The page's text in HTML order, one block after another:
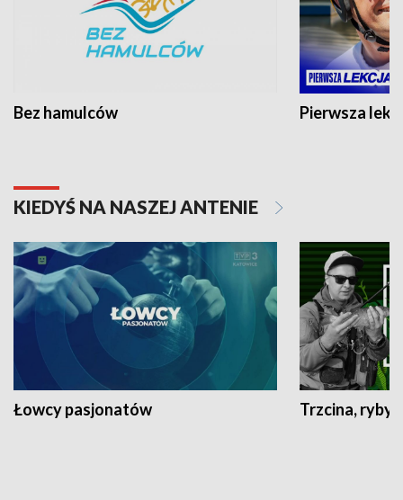
Bez hamulców Pierwsza
KIEDYŚ NA NASZEJ ANTENIE
Łowcy pasjonatów Trzcina, ryby